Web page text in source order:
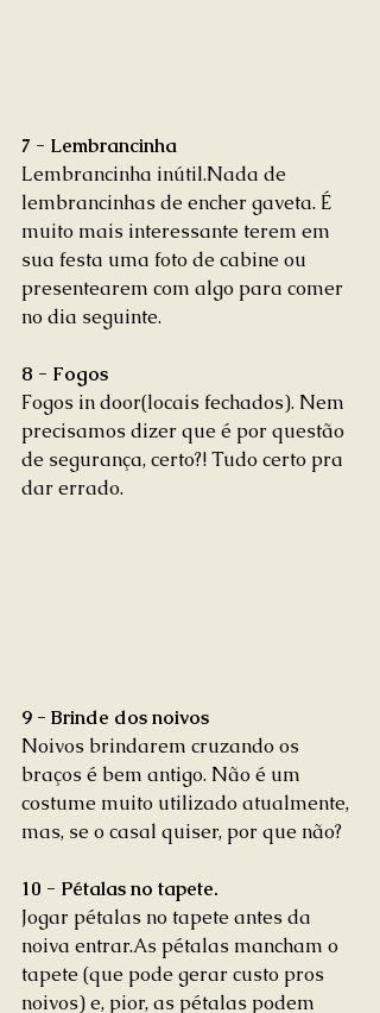
7 - Lembrancinha
Lembrancinha inútil.Nada de
lembrancinhas de encher gaveta. É
muito mais interessante terem em
sua festa uma foto de cabine ou
presentearem com algo para comer
no dia seguinte.
8 - Fogos
Fogos in door(locais fechados). Nem
precisamos dizer que é por questão
de segurança, certo?! Tudo certo pra
dar errado.
9 - Brinde dos noivos
Noivos brindarem cruzando os
braços é bem antigo. Não é um
costume muito utilizado atualmente,
mas, se o casal quiser, por que não?
10 - Pétalas no tapete.
Jogar pétalas no tapete antes da
noiva entrar.As pétalas mancham o
tapete (que pode gerar custo pros
noivos) e, pior, as pétalas podem